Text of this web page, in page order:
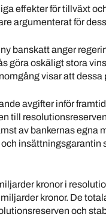
effekter för tillväxt
argumenterat för
banskatt anger
göra oskäligt stora
visar att
avgifter inför
till
av bankernas egna
insättningsgarantin
kronor i
kronor. De
och